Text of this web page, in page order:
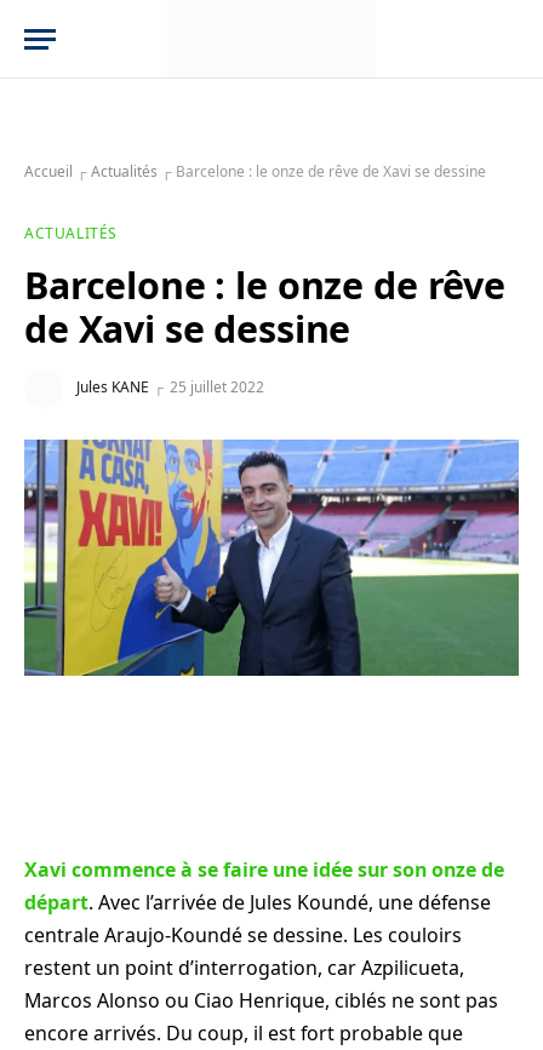
Accueil ┌Actualités ┌ Barcelone : le onze de rêve de Xavi se dessine
ACTUALITÉS
Barcelone : le onze de rêve
de Xavi se dessine
Jules KANE 25 juillet 2022
Xavi commence à se faire une idée sur son onze de
départ. Avec l’arrivée de Jules Koundé, une défense
centrale Araujo-Koundé se dessine. Les couloirs
restent un point d’interrogation, car Azpilicueta,
Marcos Alonso ou Ciao Henrique, ciblés ne sont pas
encore arrivés. Du coup, il est fort probable que